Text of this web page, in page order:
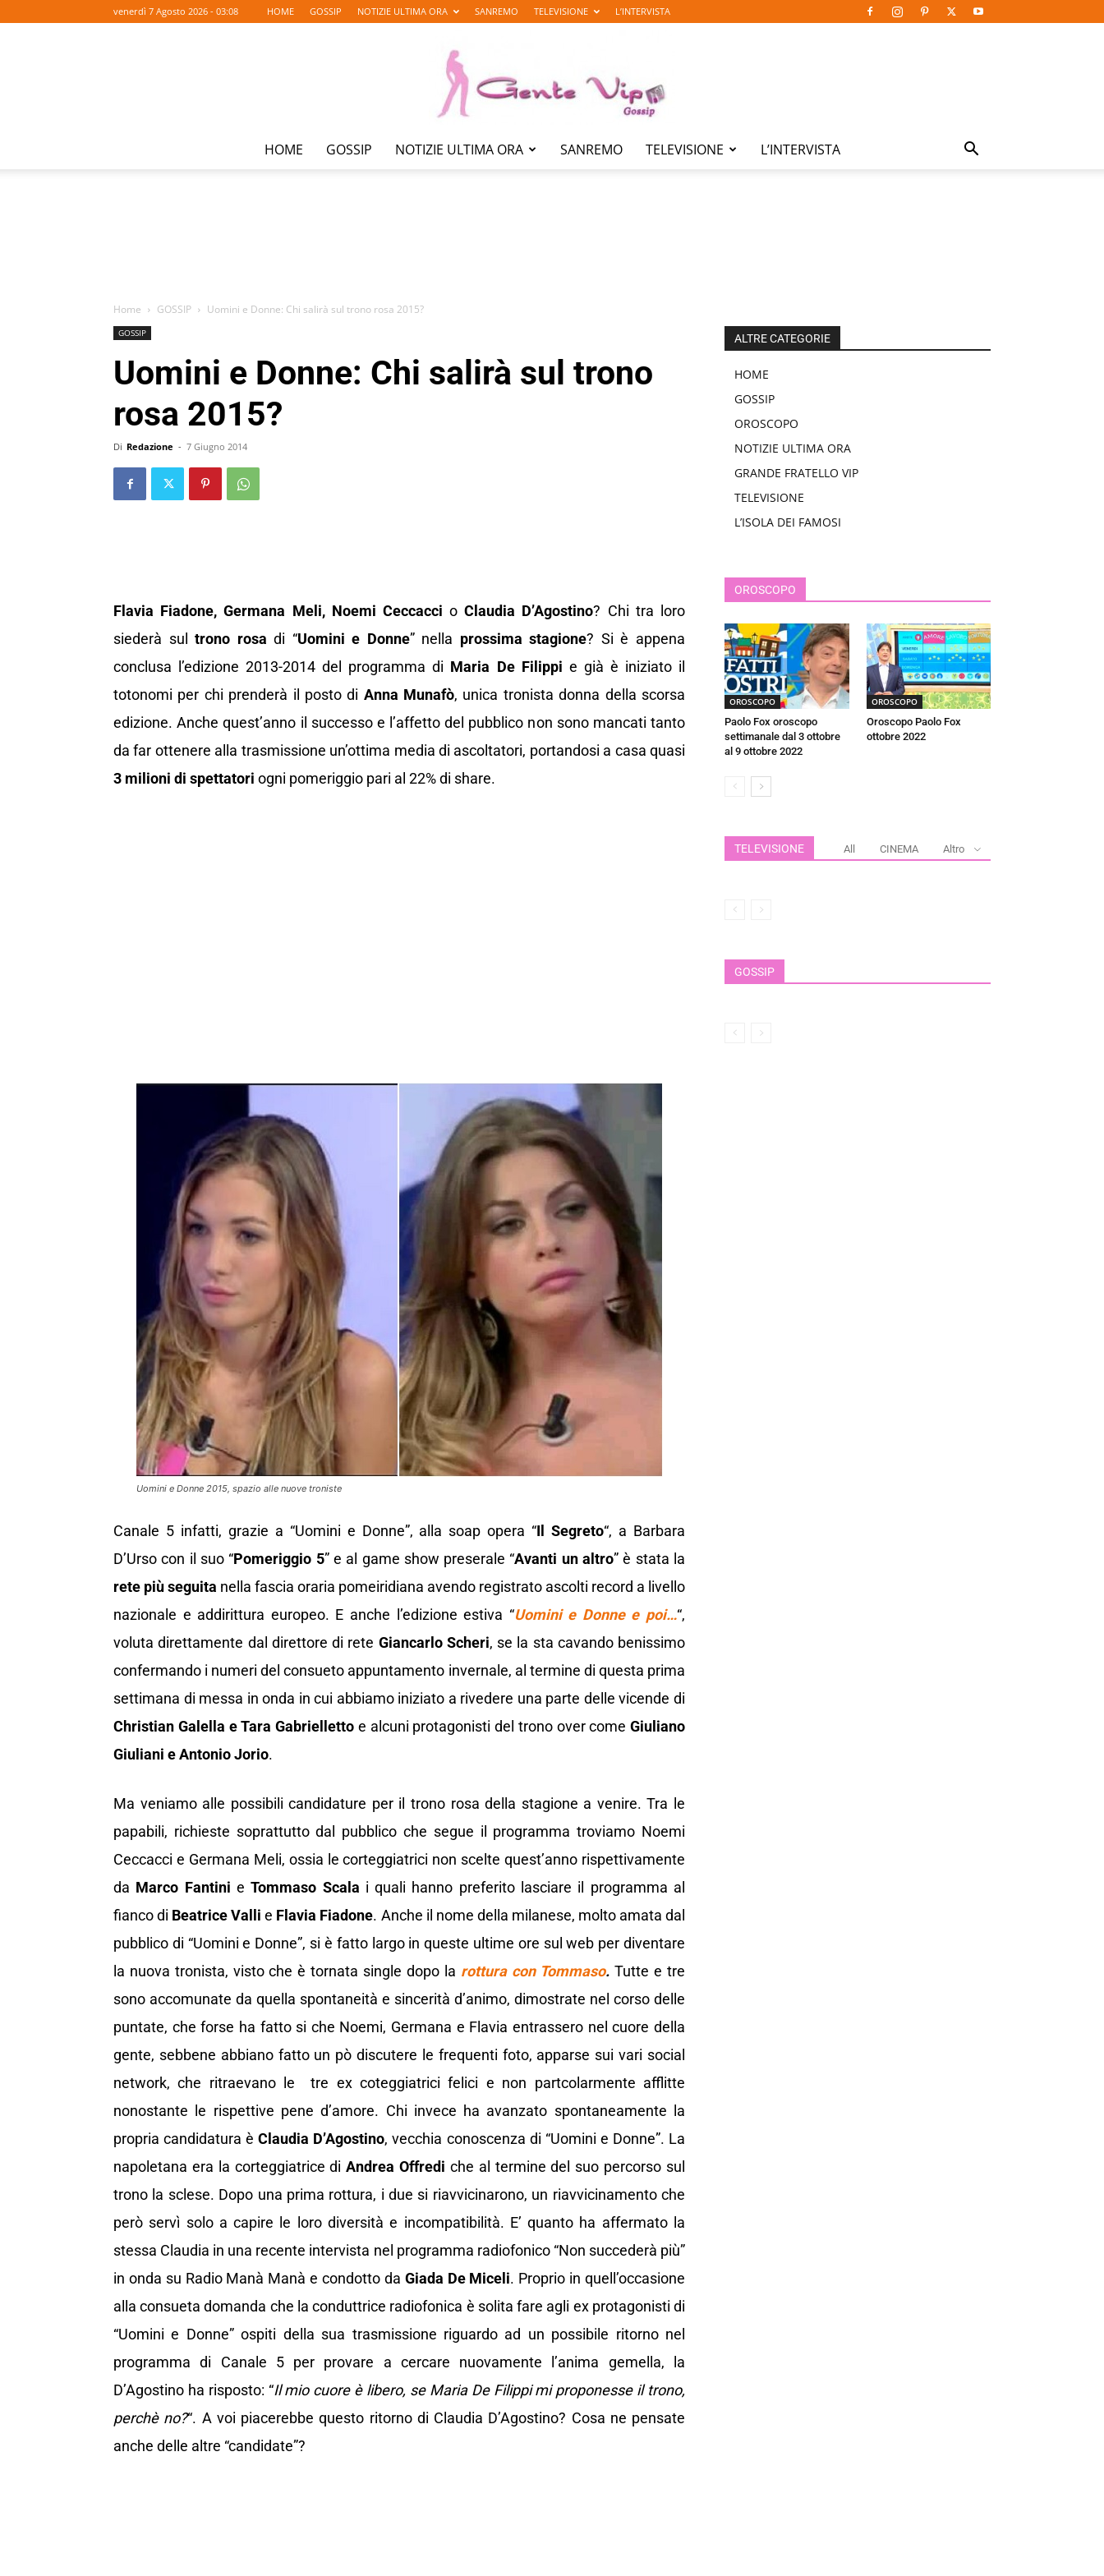
venerdì 7 Agosto 2026 - 03:08 HOME GOSSIP NOTIZIE ULTIMA ORA SANREMO TELEVISIONE L’INTERVISTA
HOME GOSSIP NOTIZIE ULTIMA ORA SANREMO TELEVISIONE L’INTERVISTA
Home GOSSIP Uomini e Donne: Chi salirà sul trono rosa 2015?
GOSSIP
Uomini e Donne: Chi salirà sul trono
rosa 2015?
Di Redazione - 7 Giugno 2014
Flavia Fiadone, Germana Meli, Noemi Ceccacci oClaudia D’Agostino? Chi tra loro
siederà sultrono rosa di “Uomini e Donne” nella prossima stagione? Si è appena
conclusa l’edizione 2013-2014 del programma di Maria De Filippi e già è iniziato il
totonomi per chi prenderà il posto di Anna Munafò, unica tronista donna della scorsa
edizione. Anche quest’anno il successo e l’affetto del pubblico non sono mancati tanto
da far ottenere alla trasmissione un’ottima media di ascoltatori, portandosi a casa quasi
3 milioni di spettatori ogni pomeriggio pari al 22% di share.
Uomini e Donne 2015, spazio alle nuove troniste
Canale 5 infatti, grazie a “Uomini e Donne”, alla soap opera “Il Segreto“, a Barbara
D’Urso con il suo “Pomeriggio 5” e al game show preserale “Avanti un altro” è stata la
rete più seguita nella fascia oraria pomeiridiana avendo registrato ascolti record a livello
nazionale e addirittura europeo. E anche l’edizione estiva “Uomini e Donne e poi…“,
voluta direttamente dal direttore di rete Giancarlo Scheri, se la sta cavando benissimo
confermando i numeri del consueto appuntamento invernale, al termine di questa prima
settimana di messa in onda in cui abbiamo iniziato a rivedere una parte delle vicende di
Christian Galella e Tara Gabrielletto e alcuni protagonisti del trono over come Giuliano
Giuliani e Antonio Jorio.
Ma veniamo alle possibili candidature per il trono rosa della stagione a venire. Tra le
papabili, richieste soprattutto dal pubblico che segue il programma troviamo Noemi
Ceccacci e Germana Meli, ossia le corteggiatrici non scelte quest’anno rispettivamente
da Marco Fantini e Tommaso Scala i quali hanno preferito lasciare il programma al
fianco di Beatrice Valli e Flavia Fiadone. Anche il nome della milanese, molto amata dal
pubblico di “Uomini e Donne”, si è fatto largo in queste ultime ore sul web per diventare
la nuova tronista, visto che è tornata single dopo la rottura con Tommaso. Tutte e tre
sono accomunate da quella spontaneità e sincerità d’animo, dimostrate nel corso delle
puntate, che forse ha fatto si che Noemi, Germana e Flavia entrassero nel cuore della
gente, sebbene abbiano fatto un pò discutere le frequenti foto, apparse sui vari social
network, che ritraevano le tre ex coteggiatrici felici e non partcolarmente afflitte
nonostante le rispettive pene d’amore. Chi invece ha avanzato spontaneamente la
propria candidatura èClaudia D’Agostino, vecchia conoscenza di “Uomini e Donne”. La
napoletana era la corteggiatrice diAndrea Offredi che al termine del suo percorso sul
trono la sclese. Dopo una prima rottura, i due si riavvicinarono, un riavvicinamento che
però servì solo a capire le loro diversità e incompatibilità. E’ quanto ha affermato la
stessa Claudia in una recente intervista nel programma radiofonico “Non succederà più”
in onda su Radio Manà Manà e condotto da Giada De Miceli. Proprio in quell’occasione
alla consueta domanda che la conduttrice radiofonica è solita fare agli ex protagonisti di
“Uomini e Donne” ospiti della sua trasmissione riguardo ad un possibile ritorno nel
programma di Canale 5 per provare a cercare nuovamente l’anima gemella, la
D’Agostino ha risposto: “Il mio cuore è libero, se Maria De Filippi mi proponesse il trono,
perchè no?“. A voi piacerebbe questo ritorno di Claudia D’Agostino? Cosa ne pensate
anche delle altre “candidate”?
ALTRE CATEGORIE
HOME
GOSSIP
OROSCOPO
NOTIZIE ULTIMA ORA
GRANDE FRATELLO VIP
TELEVISIONE
L’ISOLA DEI FAMOSI
OROSCOPO
OROSCOPO
Paolo Fox oroscopo
settimanale dal 3 ottobre
al 9 ottobre 2022
OROSCOPO
Oroscopo Paolo Fox
ottobre 2022
TELEVISIONE All CINEMA Altro
GOSSIP